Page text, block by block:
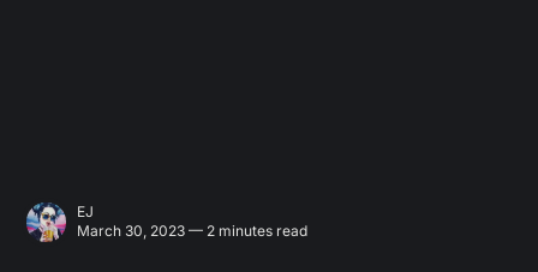
EJ
March 30, 2023 — 2 minutes read